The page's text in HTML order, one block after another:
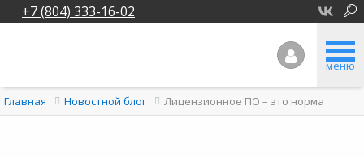
+7 (804) 333-16-02
меню
Главная Новостной блог Лицензионное ПО – это норма